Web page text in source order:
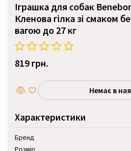
Іграшка для собак
Кленова гілка зі смаком
вагою до 27 кг
819 грн.
Немає в
Характеристики
Бренд
Розмір